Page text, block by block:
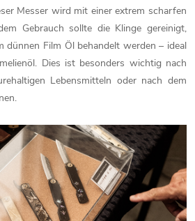
Messer wird mit einer extrem scharfen
Gebrauch sollte die Klinge gereinigt,
dünnen Film Öl behandelt werden – ideal
Dies ist besonders wichtig nach
Lebensmitteln oder nach dem